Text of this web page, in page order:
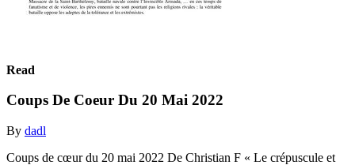
Read
Coups De Coeur Du 20 Mai 2022
By dadl
Coups de cœur du 20 mai 2022 De Christian F « Le crépuscule et